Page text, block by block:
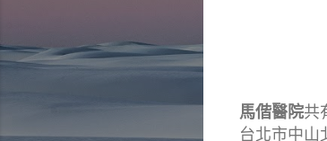
馬偕醫院共
台北市中山